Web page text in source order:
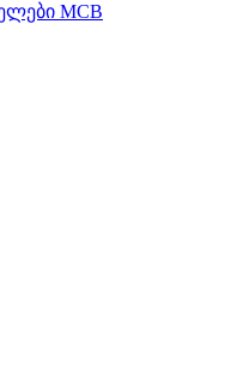
MCB